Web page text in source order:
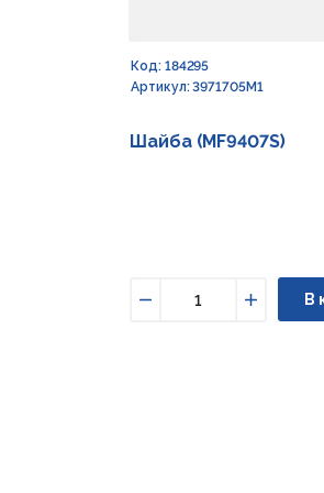
Код: 184295
Артикул: 3971705M1
Шайба (MF9407S)
В